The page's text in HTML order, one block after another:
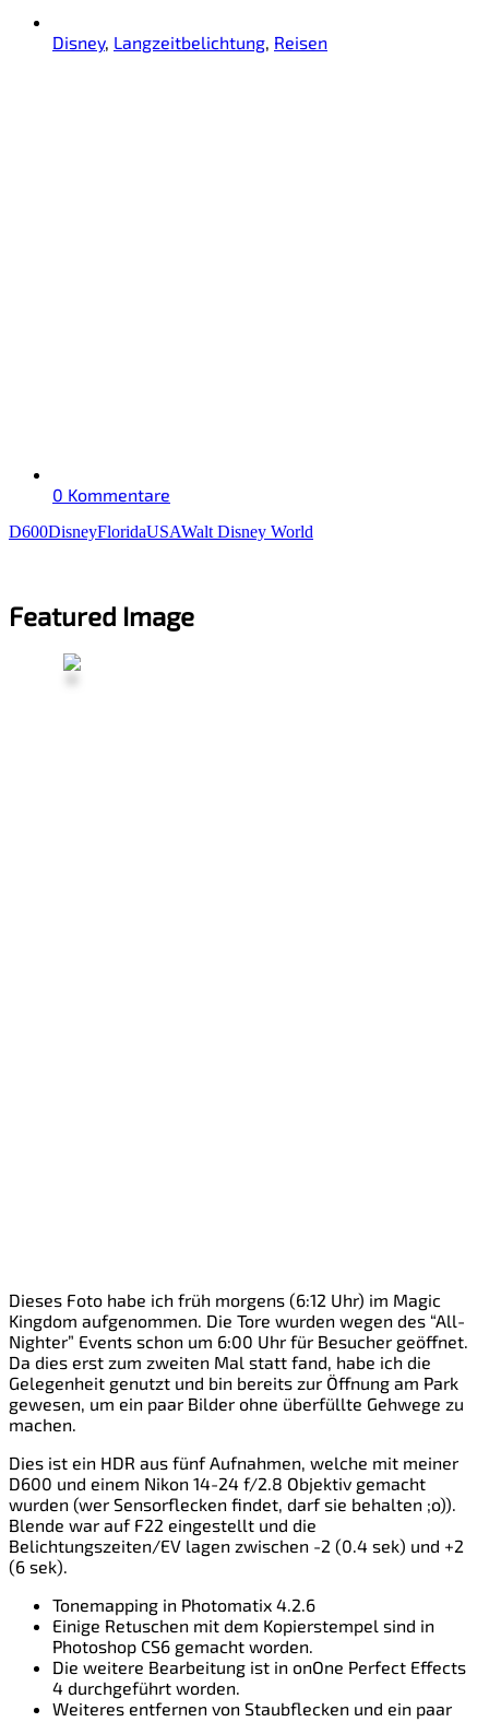
Disney, Langzeitbelichtung Reisen
0 Kommentare
D600DisneyFloridaUSAWalt Disney World
Featured Image
Dieses Foto habe ich früh morgens (6:12 Uhr) im Magic
Kingdom aufgenommen. Die Tore wurden wegen des “All-
Nighter” Events schon um 6:00 Uhr für Besucher geöffnet.
Da dies erst zum zweiten Mal statt fand, habe ich die
Gelegenheit genutzt und bin bereits zur Öffnung am Park
gewesen, um ein paar Bilder ohne überfüllte Gehwege zu
machen.
Dies ist ein HDR aus fünf Aufnahmen, welche mit meiner
D600 und einem Nikon 14-24 f/2.8 Objektiv gemacht
wurden (wer Sensorflecken findet, darf sie behalten ;o)).
Blende war auf F22 eingestellt und die
Belichtungszeiten/EV lagen zwischen -2 (0.4 sek) und +2
(6 sek).
Tonemapping in Photomatix 4.2.6
Einige Retuschen mit dem Kopierstempel sind in
Photoshop CS6 gemacht worden.
Die weitere Bearbeitung ist in onOne Perfect Effects
4 durchgeführt worden.
Weiteres entfernen von Staubflecken und ein paar